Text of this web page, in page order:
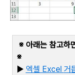
※ 아래는 참고하
※
▶ 엑셀 Excel 거